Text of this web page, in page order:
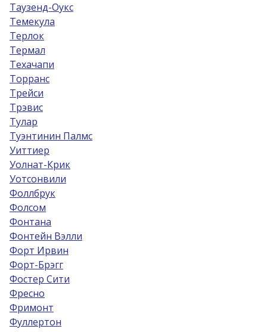
Таузенд-Оукс
Темекула
Терлок
Термал
Техачапи
Торранс
Трейси
Трэвис
Тулар
Туэнтинин Палмс
Уиттиер
Уолнат-Крик
Уотсонвили
Фоллбрук
Фолсом
Фонтана
Фонтейн Вэлли
Форт Ирвин
Форт-Брэгг
Фостер Сити
Фресно
Фримонт
Фуллертон